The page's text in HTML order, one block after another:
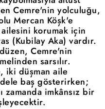
Cemre'nin yolculuğu,
Mercan Köşk'e
korumak için
(Kubilay Aka) vardır.
Cemre'nin
sarsılır.
iki düşman aile
baş gösterirken;
zamanda imkânsız bir